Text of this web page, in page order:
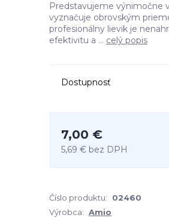
Predstavujeme výnimočne
vyznačuje obrovským
profesionálny lievik je
efektivitu a ... celý popis
Dostupnosť
7,00 €
5,69 € bez DPH
Číslo produktu: 02460
Výrobca: Amio